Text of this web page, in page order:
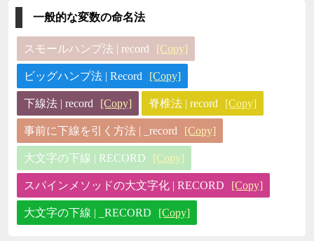
一般的な変数の命名法
スモールハンプ法 | record [Copy]
ビッグハンプ法 | Record [Copy]
下線法 | record [Copy] 脊椎法 | record [Copy]
事前に下線を引く方法 | _record [Copy]
大文字の下線 | RECORD [Copy]
スパインメソッドの大文字化 | RECORD [Copy]
大文字の下線 | _RECORD [Copy]